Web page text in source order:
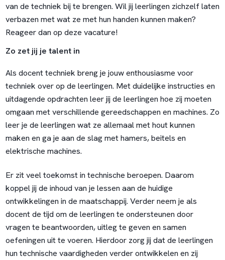
van de techniek bij te brengen. Wil jij leerlingen zichzelf laten
verbazen met wat ze met hun handen kunnen maken?
Reageer dan op deze vacature!
Zo zet jij je talent in
Als docent techniek breng je jouw enthousiasme voor
techniek over op de leerlingen. Met duidelijke instructies en
uitdagende opdrachten leer jij de leerlingen hoe zij moeten
omgaan met verschillende gereedschappen en machines. Zo
leer je de leerlingen wat ze allemaal met hout kunnen
maken en ga je aan de slag met hamers, beitels en
elektrische machines.
Er zit veel toekomst in technische beroepen. Daarom
koppel jij de inhoud van je lessen aan de huidige
ontwikkelingen in de maatschappij. Verder neem je als
docent de tijd om de leerlingen te ondersteunen door
vragen te beantwoorden, uitleg te geven en samen
oefeningen uit te voeren. Hierdoor zorg jij dat de leerlingen
hun technische vaardigheden verder ontwikkelen en zij